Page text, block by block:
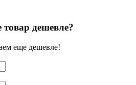
дешевле?
еще дешевле!